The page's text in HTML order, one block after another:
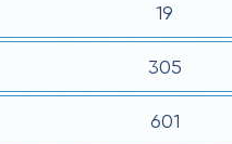
19
305
601